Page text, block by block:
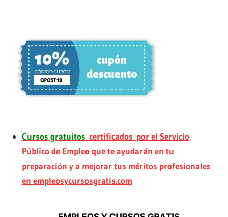
Cursos gratuitos certificados por el Servicio
Público de Empleo que te ayudarán en tu
preparación y a mejorar tus méritos profesionales
en empleosycursosgratis.com